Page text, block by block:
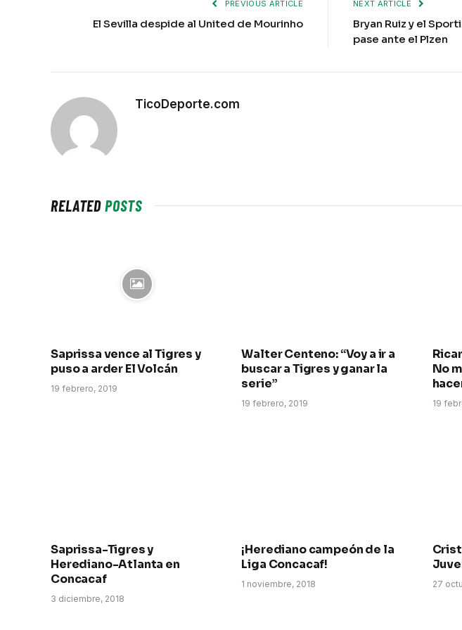
PREVIOUS ARTICLE
El Sevilla despide al United de Mourinho
NEXT ARTICLE
Bryan Ruiz y el
pase ante el Plzen
TicoDeporte.com
RELATEDPOSTS
Saprissa vence al Tigres y
puso a arder El Volcán
19 febrero, 2019
Walter Centeno: “Voy a ir a
buscar a Tigres y ganar la
serie”
19 febrero, 2019
No
19
Saprissa-Tigres y
Herediano-Atlanta en
Concacaf
3 diciembre, 2018
¡Herediano campeón de la
Liga Concacaf!
1 noviembre, 2018 27